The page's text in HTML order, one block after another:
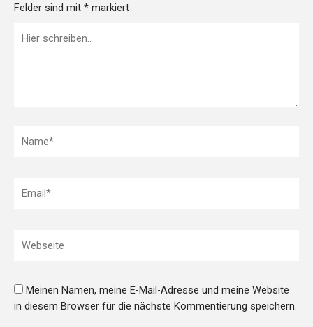
Felder sind mit * markiert
Meinen Namen, meine E-Mail-Adresse und meine Website
in diesem Browser für die nächste Kommentierung speichern.